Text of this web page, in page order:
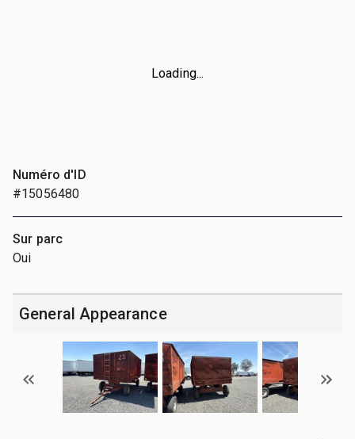
Loading...
Numéro d'ID
#15056480
Sur parc
Oui
General Appearance